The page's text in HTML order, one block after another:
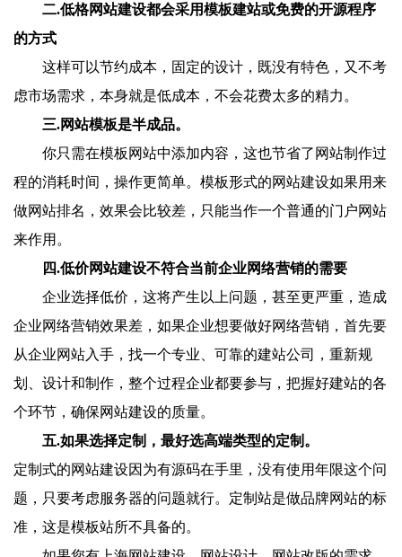
二.低格网站建设都会采用模板建站或免费的开源程序
的方式
这样可以节约成本，固定的设计，既没有特色，又不考
虑市场需求，本身就是低成本，不会花费太多的精力。
三.网站模板是半成品。
你只需在模板网站中添加内容，这也节省了网站制作过
程的消耗时间，操作更简单。模板形式的网站建设如果用来
做网站排名，效果会比较差，只能当作一个普通的门户网站
来作用。
四.低价网站建设不符合当前企业网络营销的需要
企业选择低价，这将产生以上问题，甚至更严重，造成
企业网络营销效果差，如果企业想要做好网络营销，首先要
从企业网站入手，找一个专业、可靠的建站公司，重新规
划、设计和制作，整个过程企业都要参与，把握好建站的各
个环节，确保网站建设的质量。
五.如果选择定制，最好选高端类型的定制。
定制式的网站建设因为有源码在手里，没有使用年限这个问
题，只要考虑服务器的问题就行。定制站是做品牌网站的标
准，这是模板站所不具备的。